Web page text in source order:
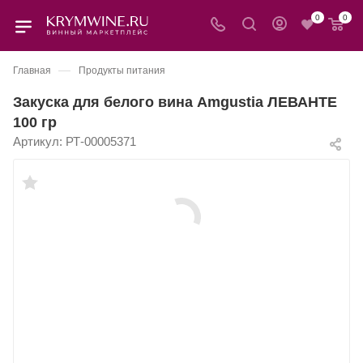
0 0
Главная — Продукты питания
Закуска для белого вина Amgustia ЛЕВАНТЕ
100 гр
Артикул: РТ-00005371